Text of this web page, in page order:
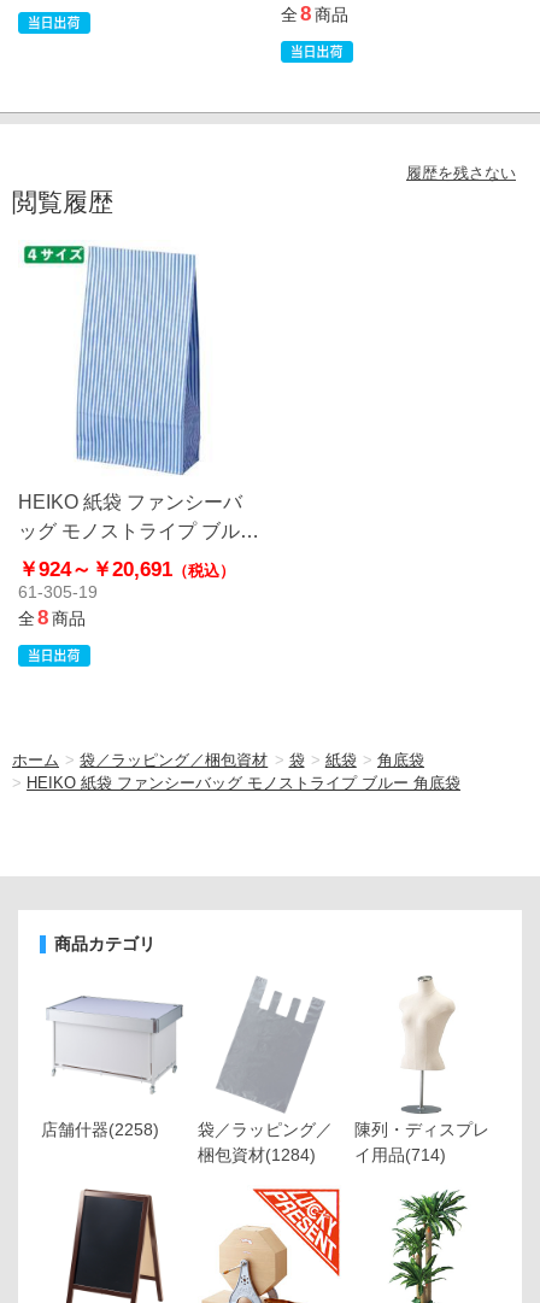
全8商品
履歴を残さない
閲覧履歴
HEIKO 紙袋 ファンシーバ
ッグ モノストライプ ブルー
角底袋
￥924～ ￥20,691 （税込）
61-305-19
全8商品
ホーム >袋／ラッピング／梱包資材 > 袋 > 紙袋 > 角底袋
> HEIKO 紙袋 ファンシーバッグ モノストライプ ブルー 角底袋
商品カテゴリ
店舗什器(2258)
袋／ラッピング／
梱包資材(1284)
陳列・ディスプレ
イ用品(714)